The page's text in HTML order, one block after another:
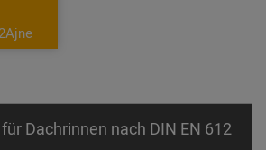
Dachrinnen nach DIN EN 612